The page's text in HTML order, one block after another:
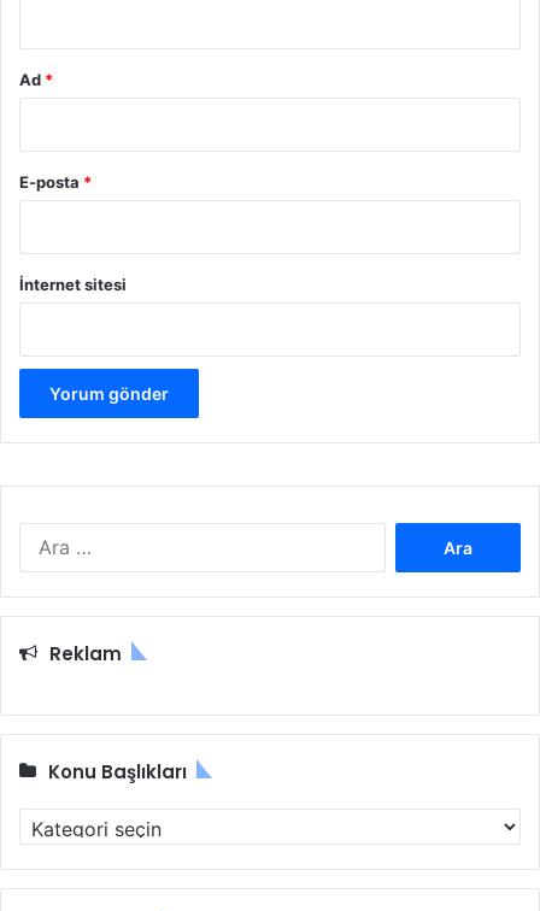
Ad *
E-posta *
İnternet sitesi
Reklam
Konu Başlıkları
o
n